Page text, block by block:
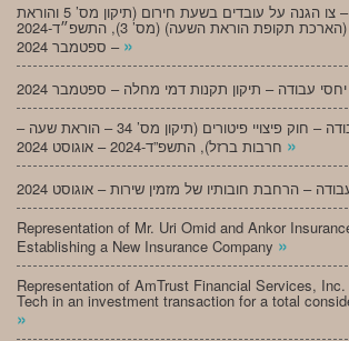
מעו”דכן יחסי עבודה – צו הגנה על עובדים בשעת חירום (תיקון מס’ 5 והוראת
שעה – חרבות ברזל) (הארכת תקופת הוראת השעה) (מס’ 3), התשפ״ד-2024
– ספטמבר 2024 »
מעו”דכן יחסי עבודה – חוק פיצויי פיטורים (תיקון מס’ 34 – הוראת שעה –
»
Representation of Mr. Uri Omid and Ankor
Establishing a New Insurance Company »
Representation of AmTrust Financial Services,
Tech in an investment transaction for a total
»